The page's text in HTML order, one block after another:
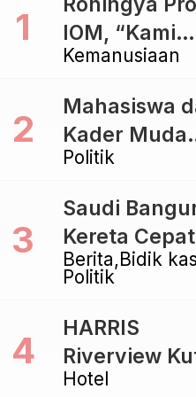
Kemanusiaan
IOM, “Kami
dibiarkan Mati
Politik
Mahasiswa
Kader Muda
Ramaikan
Golkar di
Singaraja
Berita Bidik
Politik
Saudi
Kereta Cepat
Rp112 Triliun,
Proyek Rp116
Triliun yang
Baru Sampai
Hotel
HARRIS
Riverview
Bali Tawarkan